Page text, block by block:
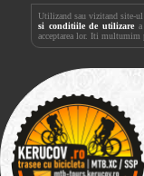
Utilizand sau vizitand site-
si conditiile de utilizare
acceptarea lor. Iti multumim